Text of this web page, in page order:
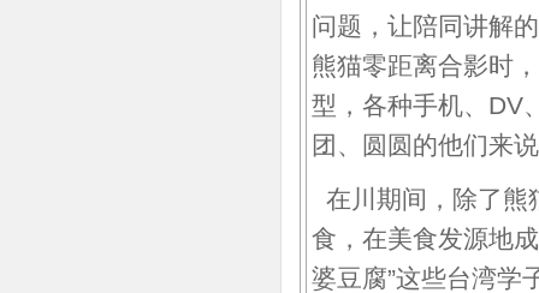
问题，让陪同讲解
熊猫零距离合影时
型，各种手机、DV
团、圆圆的他们来
在川期间，除了熊
食，在美食发源地
婆豆腐”这些台湾学